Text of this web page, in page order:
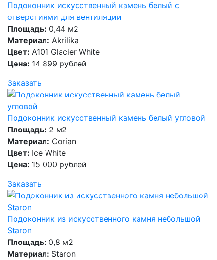
Подоконник искусственный камень белый с
отверстиями для вентиляции
Площадь: 0,44 м2
Материал: Akrilika
Цвет: A101 Glacier White
Цена: 14 899 рублей
Заказать
Подоконник искусственный камень белый угловой
Площадь: 2 м2
Материал: Corian
Цвет: Ice White
Цена: 15 000 рублей
Заказать
Подоконник из искусственного камня небольшой
Staron
Площадь: 0,8 м2
Материал: Staron